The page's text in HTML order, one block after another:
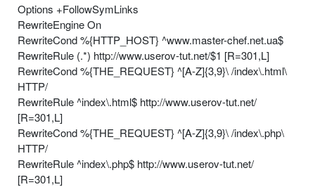
Options +FollowSymLinks
RewriteEngine On
RewriteCond %{HTTP_HOST} ^www.master-chef.net.ua$
RewriteRule (.*) http://www.userov-tut.net/$1 [R=301,L]
RewriteCond %{THE_REQUEST} ^[A-Z]{3,9}\ /index\.html\
HTTP/
RewriteRule ^index\.html$ http://www.userov-tut.net/
[R=301,L]
RewriteCond %{THE_REQUEST} ^[A-Z]{3,9}\ /index\.php\
HTTP/
RewriteRule ^index\.php$ http://www.userov-tut.net/
[R=301,L]